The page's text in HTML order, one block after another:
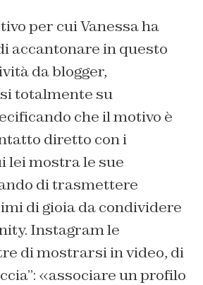
per cui Vanessa ha
accantonare in questo
da blogger,
totalmente su
che il motivo è
diretto con i
lei mostra le sue
di trasmettere
di gioia da condividere
Instagram le
di mostrarsi in video, di
«associare un profilo